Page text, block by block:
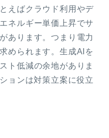
えばクラウド利用やデ
ネルギー単価上昇でサ
あります。つまり電力
められます。生成AIを
ト低減の余地がありま
ョンは対策立案に役立